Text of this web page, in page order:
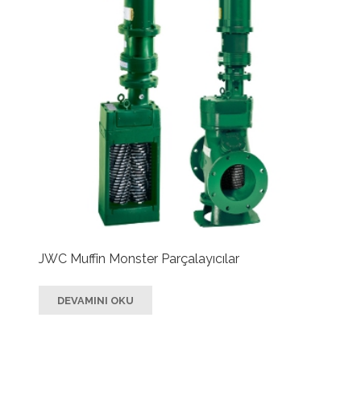
JWC Muffin Monster Parçalayıcılar
DEVAMINI OKU